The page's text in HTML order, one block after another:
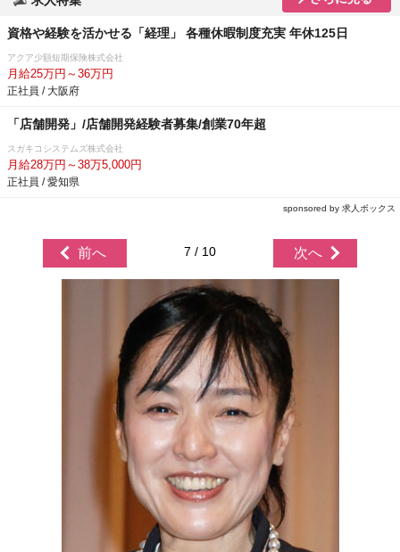
資格や経験を活かせる「経理」 各種休暇制度充実 年休125日
アクア少額短期保険株式会社
月給25万円～36万円
正社員 / 大阪府
「店舗開発」/店舗開発経験者募集/創業70年超
スガキコシステムズ株式会社
月給28万円～38万5,000円
正社員 / 愛知県
sponsored by 求人ボックス
前へ 7 / 10 次へ